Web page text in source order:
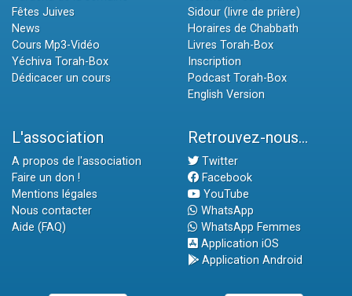
Fêtes Juives
News
Cours Mp3-Vidéo
Yéchiva Torah-Box
Dédicacer un cours
Sidour (livre de prière)
Horaires de Chabbath
Livres Torah-Box
Inscription
Podcast Torah-Box
English Version
L'association
A propos de l'association
Faire un don !
Mentions légales
Nous contacter
Aide (FAQ)
Retrouvez-nous...
Twitter
Facebook
YouTube
WhatsApp
WhatsApp Femmes
Application iOS
Application Android